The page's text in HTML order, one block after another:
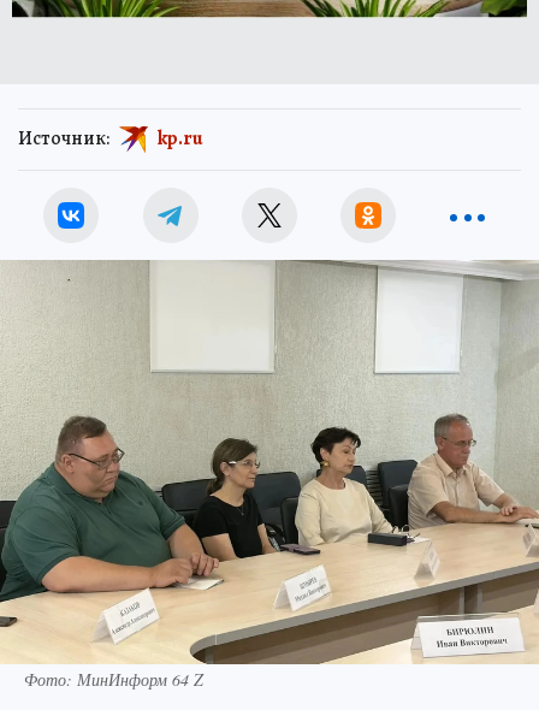
Источник: kp.ru
Фото: МинИнформ 64 Z